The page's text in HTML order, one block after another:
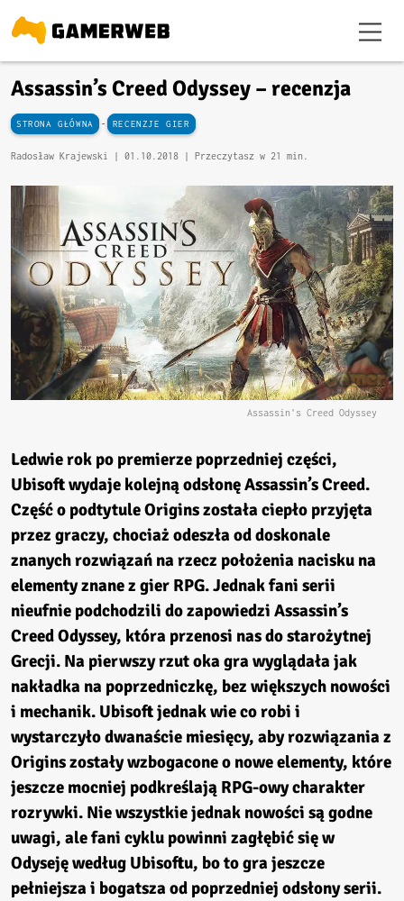
Assassin’s Creed Odyssey – recenzja
STRONA GŁÓWNA - RECENZJE GIER
Radosław Krajewski | 01.10.2018 | Przeczytasz w 21 min.
Assassin's Creed Odyssey
Ledwie rok po premierze poprzedniej części,
Ubisoft wydaje kolejną odsłonę Assassin’s Creed.
Część o podtytule Origins została ciepło przyjęta
przez graczy, chociaż odeszła od doskonale
znanych rozwiązań na rzecz położenia nacisku na
elementy znane z gier RPG. Jednak fani serii
nieufnie podchodzili do zapowiedzi Assassin’s
Creed Odyssey, która przenosi nas do starożytnej
Grecji. Na pierwszy rzut oka gra wyglądała jak
nakładka na poprzedniczkę, bez większych nowości
i mechanik. Ubisoft jednak wie co robi i
wystarczyło dwanaście miesięcy, aby rozwiązania z
Origins zostały wzbogacone o nowe elementy, które
jeszcze mocniej podkreślają RPG-owy charakter
rozrywki. Nie wszystkie jednak nowości są godne
uwagi, ale fani cyklu powinni zagłębić się w
Odyseję według Ubisoftu, bo to gra jeszcze
pełniejsza i bogatsza od poprzedniej odsłony serii.